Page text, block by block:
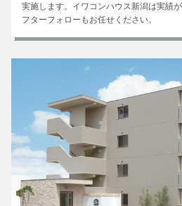
実施します。イワコンハウス新潟は実績
フターフォローもお任せください。